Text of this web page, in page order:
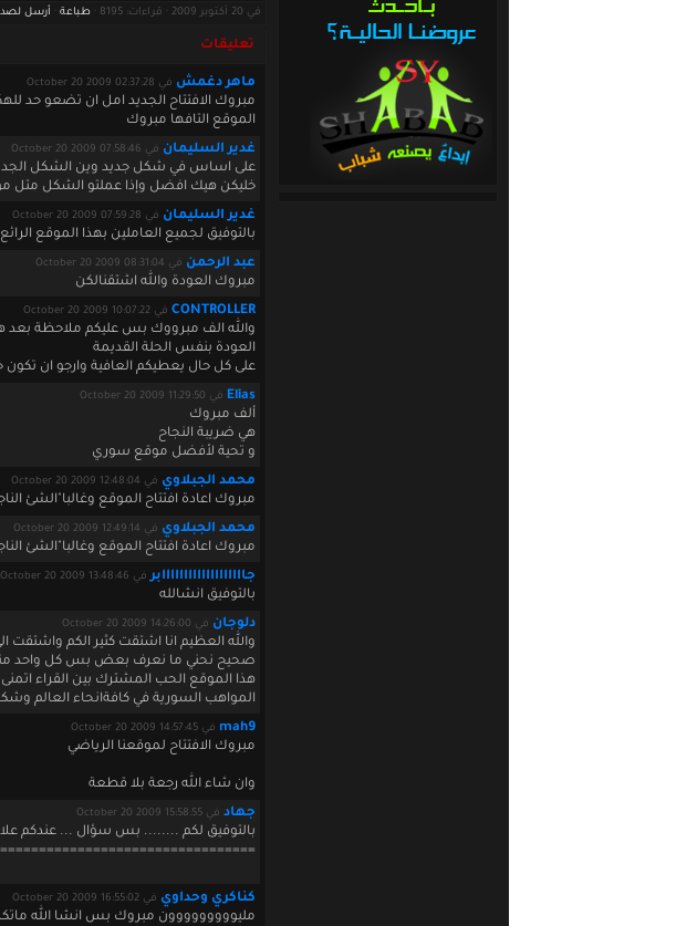
في 20 أكتوبر 2009 · قراءات: 8195 · طباعة أرسل
تعليقات
ماهر دغمش في October 20 2009 02:37:28
مبروك الافتتاح الجديد امل ان تضعو حد
الموقع التافها مبروك
غدير السليمان في October 20 2009 07:58:46
على اساس في شكل جديد وين الشكل
خليكن هيك افضل وإذا عملتو الشكل متل
غدير السليمان في October 20 2009 07:59:28
بالتوفيق لجميع العاملين بهذا الموقع الرائع
عبد الرحمن في October 20 2009 08:31:04
مبروك العودة والله اشتقنالكن
CONTROLLER في October 20 2009 10:07:22
والله الف مبرووك بس عليكم ملاحظة بعد
العودة بنفس الحلة القديمة
على كل حال يعطيكم العافية وارجو ان
Elias في October 20 2009 11:29:50
ألف مبروك
هي ضريبة النجاح
و تحية لأفضل موقع سوري
محمد الجبلاوي في October 20 2009 12:48:04
مبروك اعادة افتتاح الموقع وغالبا"الشئ
محمد الجبلاوي في October 20 2009 12:49:14
مبروك اعادة افتتاح الموقع وغالبا"الشئ
جااااااااااااااااااابر في October 20 2009 13:48:46
بالتوفيق انشالله
دلوجان في October 20 2009 14:26:00
والله العظيم انا اشتقت كثير الكم
صحيح نحني ما نعرف بعض بس كل واحد
هذا الموقع الحب المشترك بين القراء اتمنى
المواهب السورية في كافةانحاء العالم
mah9 في October 20 2009 14:57:45
مبروك الافتتاح لموقعنا الرياضي
وان شاء الله رجعة بلا قطعة
جهاد في October 20 2009 15:58:55
بالتوفيق لكم ........ بس سؤال ... عندكم
كناكري وحداوي في October 20 2009 16:55:02
مليووووووووون مبروك بس انشا الله